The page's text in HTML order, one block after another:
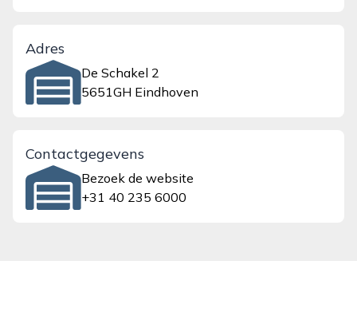
Adres
De Schakel 2
5651GH Eindhoven
Contactgegevens
Bezoek de website
+31 40 235 6000